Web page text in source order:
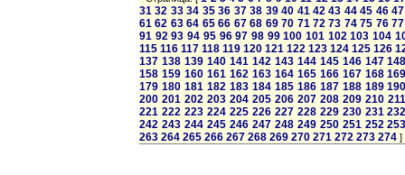
31 32 33 34 35 36 37 38 39 40 41 42 43 44 45 46 47
61 62 63 64 65 66 67 68 69 70 71 72 73 74 75 76 77
91 92 93 94 95 96 97 98 99 100 101 102 103 104
115 116 117 118 119 120 121 122 123 124 125 126
137 138 139 140 141 142 143 144 145 146 147
158 159 160 161 162 163 164 165 166 167 168
179 180 181 182 183 184 185 186 187 188 189
200 201 202 203 204 205 206 207 208 209 210 211
221 222 223 224 225 226 227 228 229 230 231
242 243 244 245 246 247 248 249 250 251 252
263 264 265 266 267 268 269 270 271 272 273 274 ]